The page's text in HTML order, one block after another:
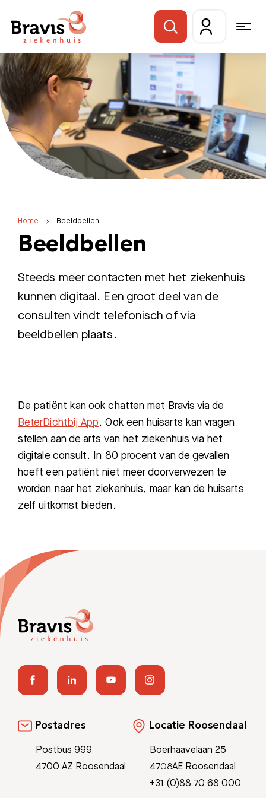
Zoeken
Meest gezocht:
Home Beeldbellen
Beeldbellen
Steeds meer contacten met het ziekenhuis
kunnen digitaal. Een groot deel van de
consulten vindt telefonisch of via
beeldbellen plaats.
De patiënt kan ook chatten met Bravis via de
BeterDichtbij App. Ook een huisarts kan vragen
stellen aan de arts van het ziekenhuis via het
digitale consult. In 80 procent van de gevallen
hoeft een patiënt niet meer doorverwezen te
worden naar het ziekenhuis, maar kan de huisarts
zelf uitkomst bieden.
Postadres
Postbus 999
4700 AZ Roosendaal
Locatie Roosendaal
Boerhaavelaan 25
4708AE Roosendaal
+31 (0)88 70 68 000